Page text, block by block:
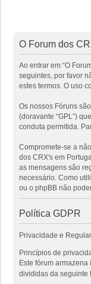
O Forum dos
Ao entrar em “O
seguintes, por favor
estes termos. O uso
Os nossos Fóruns
(doravante “GPL”)
conduta permitida.
Compromete-se a
dos CRX's em
as mensagens são
necessário. Como
ou o phpBB não
Política GDPR
Privacidade e
Princípios de
Este fórum
divididas da seguinte